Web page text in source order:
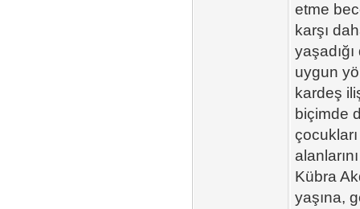
etme
karşı
uygun
kardeş
biçimde
Kübra
yaşına,